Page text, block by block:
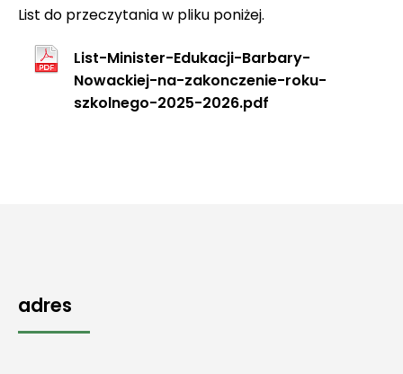
List do przeczytania w pliku poniżej.
List-Minister-Edukacji-Barbary-
Nowackiej-na-zakonczenie-roku-
szkolnego-2025-2026.pdf
adres